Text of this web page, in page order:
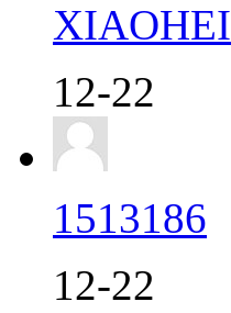
XIAOHEI
12-22
1513186
12-22